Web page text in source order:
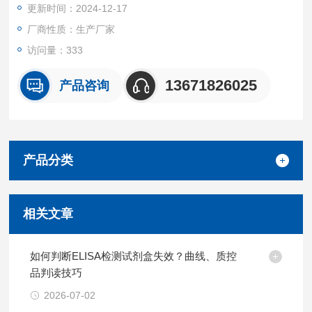
更新时间：2024-12-17
厂商性质：生产厂家
访问量：333
产品咨询 13671826025
产品分类
相关文章
如何判断ELISA检测试剂盒失效？曲线、质控
品判读技巧
2026-07-02